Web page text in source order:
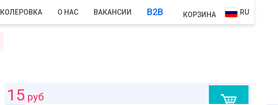
КОЛЕРОВКА О НАС ВАКАНСИИ B2B КОРЗИНА RU
15 руб